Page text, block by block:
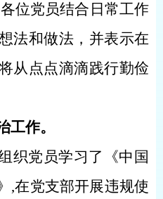
位党员结合日常工作
法和做法，并表示在
从点点滴滴践行勤俭
工作。
织党员学习了《中国
,在党支部开展违规使